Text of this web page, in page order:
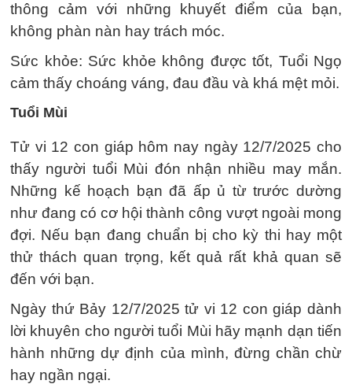
thông cảm với những khuyết điểm của bạn,
không phàn nàn hay trách móc.
Sức khỏe: Sức khỏe không được tốt, Tuổi Ngọ
cảm thấy choáng váng, đau đầu và khá mệt mỏi.
Tuổi Mùi
Tử vi 12 con giáp hôm nay ngày 12/7/2025 cho
thấy người tuổi Mùi đón nhận nhiều may mắn.
Những kế hoạch bạn đã ấp ủ từ trước dường
như đang có cơ hội thành công vượt ngoài mong
đợi. Nếu bạn đang chuẩn bị cho kỳ thi hay một
thử thách quan trọng, kết quả rất khả quan sẽ
đến với bạn.
Ngày thứ Bảy 12/7/2025 tử vi 12 con giáp dành
lời khuyên cho người tuổi Mùi hãy mạnh dạn tiến
hành những dự định của mình, đừng chần chừ
hay ngần ngại.